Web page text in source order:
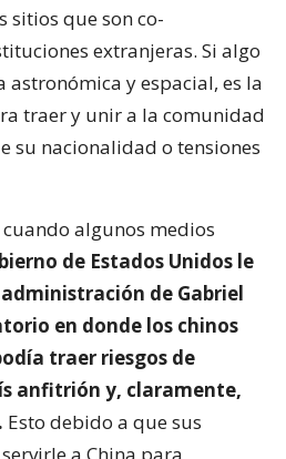
sitios que son co-
extranjeras. Si algo
astronómica y espacial, es la
traer y unir a la comunidad
su nacionalidad o tensiones
algunos medios
de Estados Unidos le
de Gabriel
en donde los chinos
traer riesgos de
anfitrión y, claramente,
Esto debido a que sus
a China para